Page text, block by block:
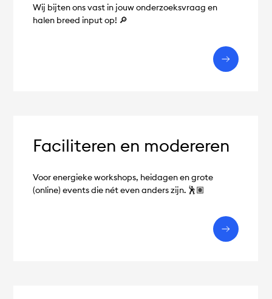
Wij bijten ons vast in jouw onderzoeksvraag en
halen breed input op! 🔎
Faciliteren en modereren
Voor energieke workshops, heidagen en grote
(online) events die nét even anders zijn. 🕺🏽